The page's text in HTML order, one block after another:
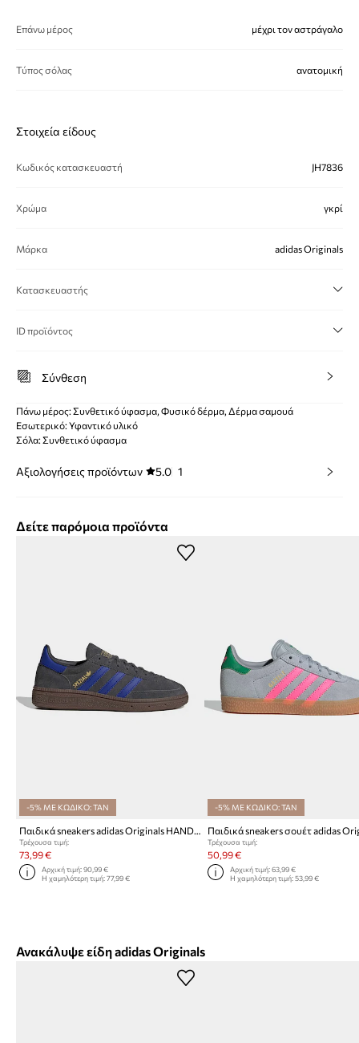
Επάνω μέρος μέχρι τον αστράγαλο
Τύπος σόλας ανατομική
Στοιχεία είδους
Κωδικός κατασκευαστή JH7836
Χρώμα γκρί
Μάρκα adidas Originals
Κατασκευαστής
ID προϊόντος
Σύνθεση
Πάνω μέρος: Συνθετικό ύφασμα, Φυσικό δέρμα, Δέρμα σαμουά
Εσωτερικό: Υφαντικό υλικό
Σόλα: Συνθετικό ύφασμα
Αξιολογήσεις προϊόντων 5.0 1
Δείτε παρόμοια προϊόντα
-5% ΜΕ ΚΩΔΙΚΟ: TAN
Παιδικά sneakers adidas Originals HANDBALL SPEZIAL
Τρέχουσα τιμή:
73,99 €
Αρχική τιμή:90,99 €
Η χαμηλότερη τιμή:77,99 €
-5% ΜΕ ΚΩΔΙΚΟ: TAN
Τρέχουσα τιμή:
50,99 €
Αρχική τιμή: 63,99 €
Η χαμηλότερη τιμή: 53,99 €
Ανακάλυψε είδη adidas Originals